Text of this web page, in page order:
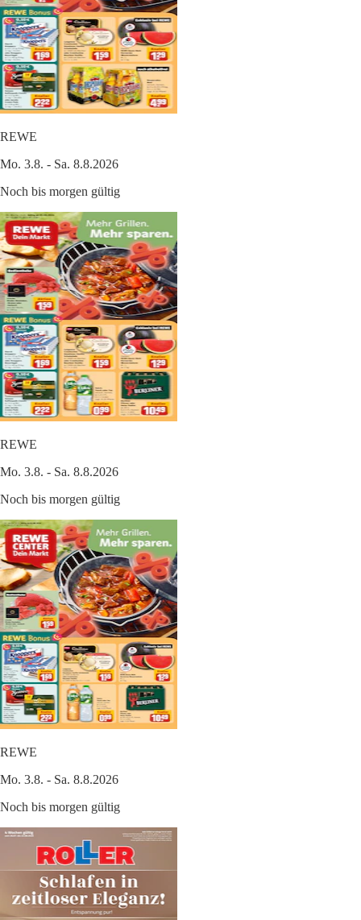
REWE
Mo. 3.8. - Sa. 8.8.2026
Noch bis morgen gültig
REWE
Mo. 3.8. - Sa. 8.8.2026
Noch bis morgen gültig
REWE
Mo. 3.8. - Sa. 8.8.2026
Noch bis morgen gültig